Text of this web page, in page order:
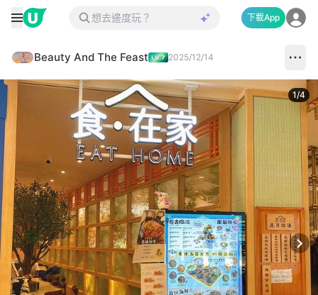
下載App
Beauty And The Feast 2025/12/14
1/4